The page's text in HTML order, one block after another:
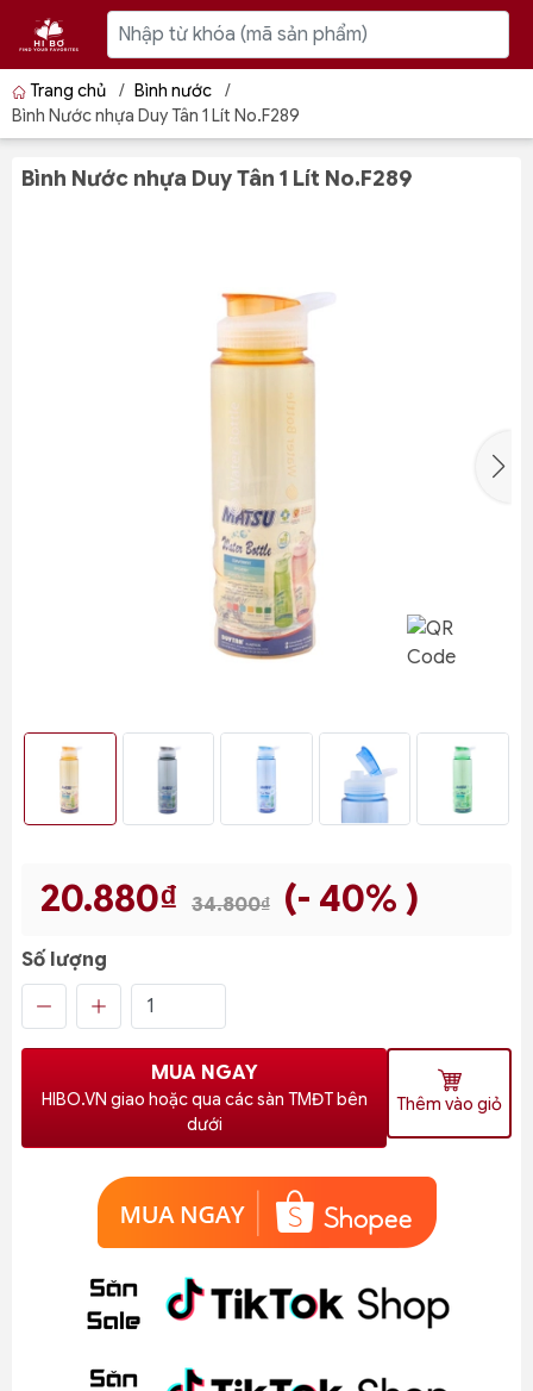
Trang chủ / Bình nước
/
Bình Nước nhựa Duy Tân 1 Lít No.F289
Bình Nước nhựa Duy Tân 1 Lít No.F289
20.880₫ 34.800₫ (- 40% )
Số lượng
MUA NGAY
HIBO.VN giao hoặc qua các sàn TMĐT bên
dưới
Thêm vào giỏ